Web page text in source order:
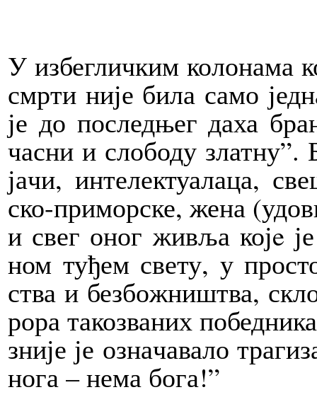
У из­бе­глич­ким ко­ло­на­ма
смр­ти ни­је би­ла са­мо
је до по­след­њег да­ха
ча­сни и слободу
ја­чи, интелектуалаца,
ско-при­мор­ске, же­на
и свег оног жи­вља којe
ном ту­ђем све­ту, у
ства и без­бо­жни­штва,
ро­ра такозваних
зни­је је озна­ча­ва­ло
но­га – не­ма бо­га!”